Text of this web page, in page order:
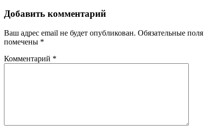
Добавить комментарий
Ваш адрес email не будет опубликован. Обязательные поля
помечены *
Комментарий *